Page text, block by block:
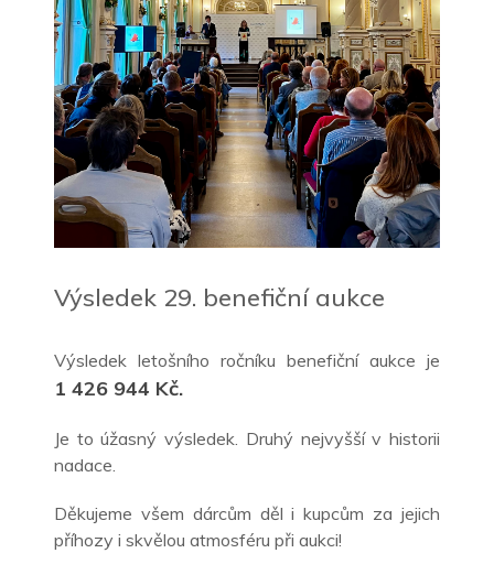
Výsledek 29. benefiční aukce
Výsledek letošního ročníku benefiční aukce je
1 426 944 Kč.
Je to úžasný výsledek. Druhý nejvyšší v historii
nadace.
Děkujeme všem dárcům děl i kupcům za jejich
příhozy i skvělou atmosféru při aukci!